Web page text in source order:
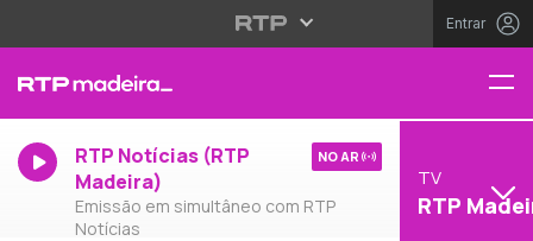
Entrar
RTP Notícias (RTP
Madeira)
Emissão em simultâneo com RTP
Notícias
NO AR
TV
RTP